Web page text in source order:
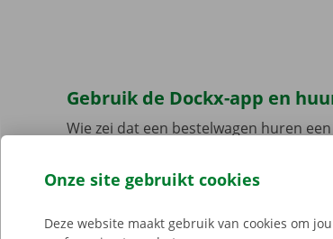
Gebruik de Dockx-app en
Wie zei dat een bestelwagen huren
de app, kies jouw model en reken af.
je deze met de digitale sleutel. Vind de
aanbod.
Onze site gebruikt cookies
Deze website maakt gebruik van cookies om